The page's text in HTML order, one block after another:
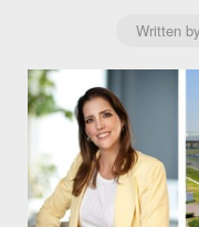
Written by